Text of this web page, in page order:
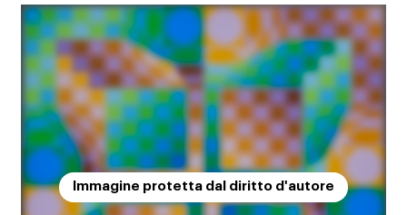
Immagine protetta dal diritto d'autore